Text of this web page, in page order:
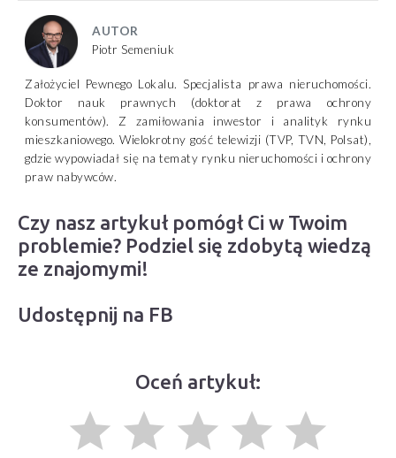
AUTOR
Piotr Semeniuk
Założyciel Pewnego Lokalu. Specjalista prawa nieruchomości.
Doktor nauk prawnych (doktorat z prawa ochrony
konsumentów). Z zamiłowania inwestor i analityk rynku
mieszkaniowego. Wielokrotny gość telewizji (TVP, TVN, Polsat),
gdzie wypowiadał się na tematy rynku nieruchomości i ochrony
praw nabywców.
Czy nasz artykuł pomógł Ci w Twoim
problemie? Podziel się zdobytą wiedzą
ze znajomymi!
Udostępnij na FB
Oceń artykuł:
grade grade grade grade grade